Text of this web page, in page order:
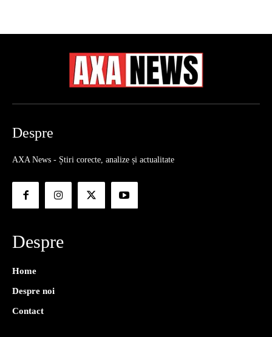
Despre
AXA News - Știri corecte, analize și actualitate
Despre
Home
Despre noi
Contact